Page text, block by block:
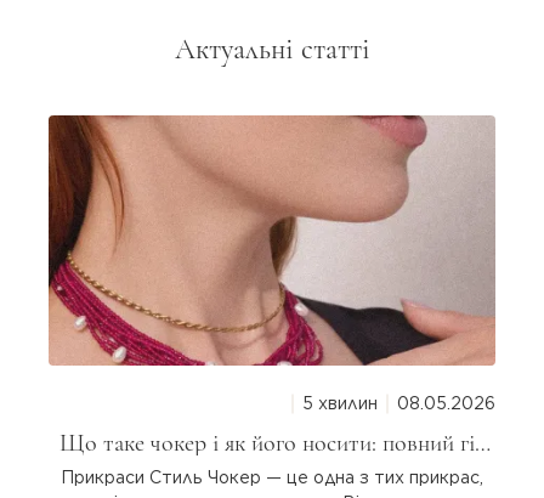
Актуальні статті
5 хвилин 08.05.2026
Що таке чокер і як його носити: повний гід
для дівчат
Прикраси Стиль Чокер — це одна з тих прикрас,